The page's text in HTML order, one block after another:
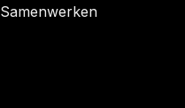
Samenwerken